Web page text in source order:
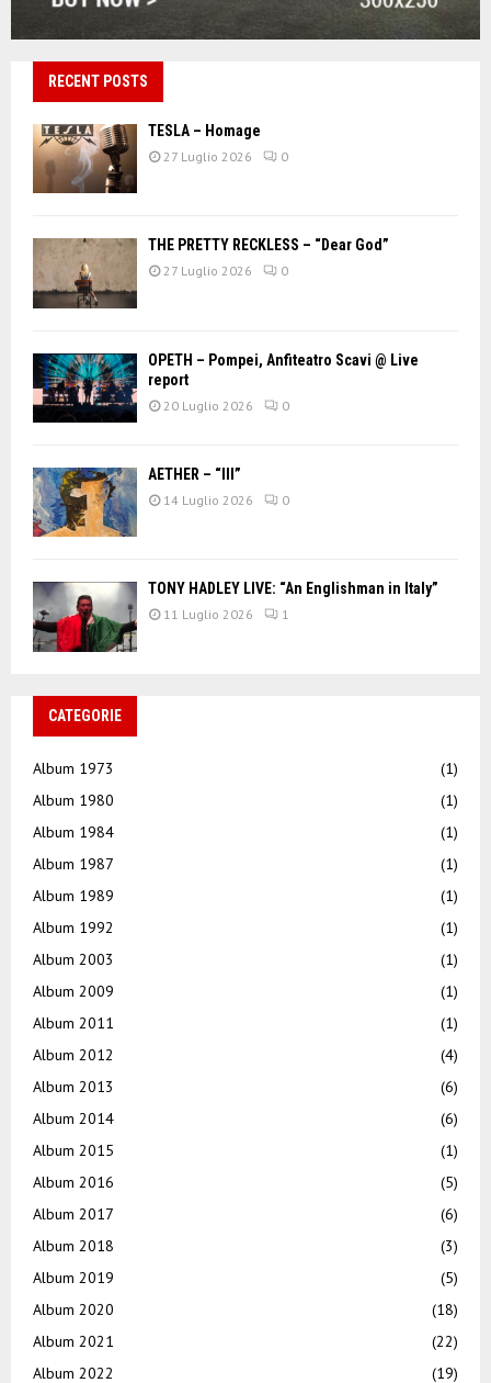
RECENT POSTS
TESLA – Homage
27 Luglio 2026 0
THE PRETTY RECKLESS – “Dear God”
27 Luglio 2026 0
OPETH – Pompei, Anfiteatro Scavi @ Live
report
20 Luglio 2026 0
AETHER – “III”
14 Luglio 2026 0
TONY HADLEY LIVE: “An Englishman in Italy”
11 Luglio 2026 1
CATEGORIE
Album 1973
(1)
Album 1980
(1)
Album 1984
(1)
Album 1987
(1)
Album 1989
(1)
Album 1992
(1)
Album 2003
(1)
Album 2009
(1)
Album 2011
(1)
Album 2012
(4)
Album 2013
(6)
Album 2014
(6)
Album 2015
(1)
Album 2016
(5)
Album 2017
(6)
Album 2018
(3)
Album 2019
(5)
Album 2020
(18)
Album 2021
(22)
Album 2022
(19)